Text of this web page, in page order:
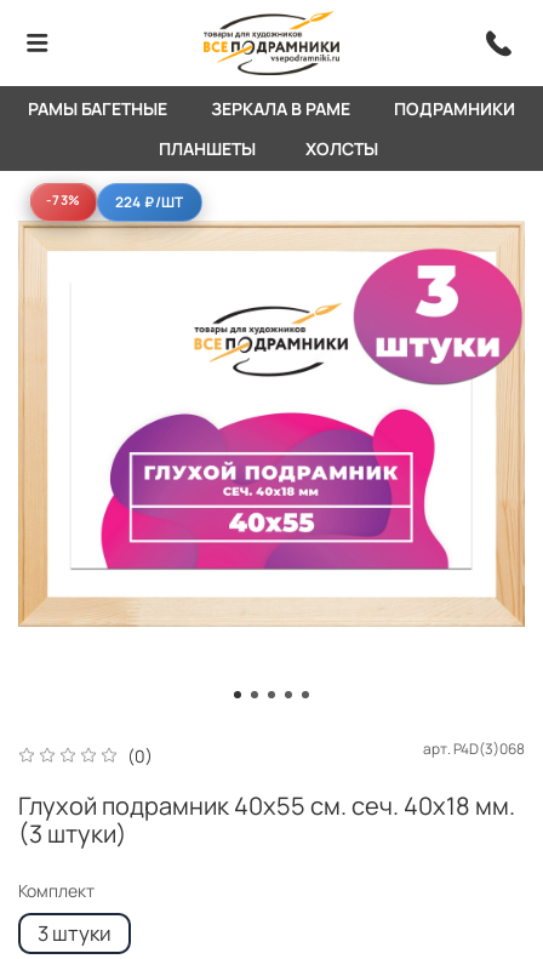
РАМЫ БАГЕТНЫЕ ЗЕРКАЛА В РАМЕ
ПОДРАМНИКИ
ПЛАНШЕТЫ
ХОЛСТЫ
-73%
-73% 224 ₽/ШТ
(0) арт.P4D(3)068
Глухой подрамник 40x55 см. сеч. 40х18 мм.
(3 штуки)
Комплект
3 штуки